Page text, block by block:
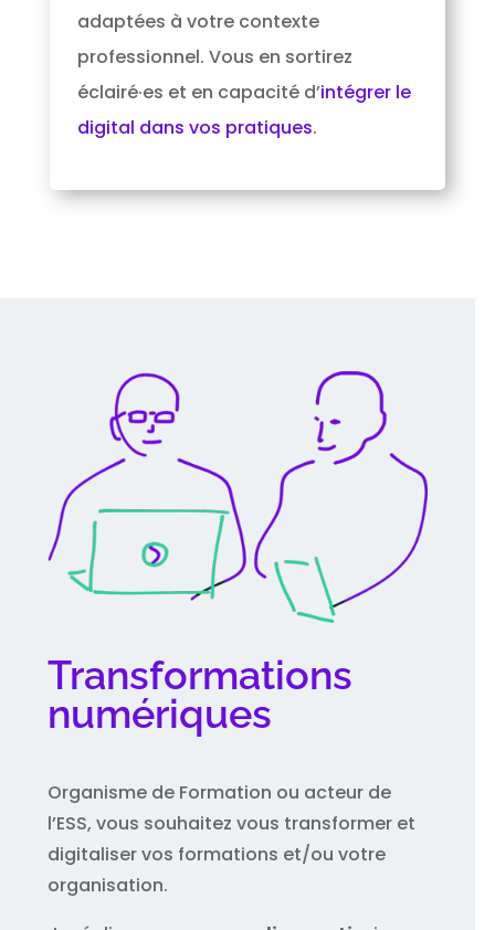
adaptées à votre contexte
professionnel. Vous en sortirez
éclairé·es et en capacité d’intégrer le
digital dans vos pratiques.
Transformations
numériques
Organisme de Formation ou acteur de
l’ESS, vous souhaitez vous transformer et
digitaliser vos formations et/ou votre
organisation.